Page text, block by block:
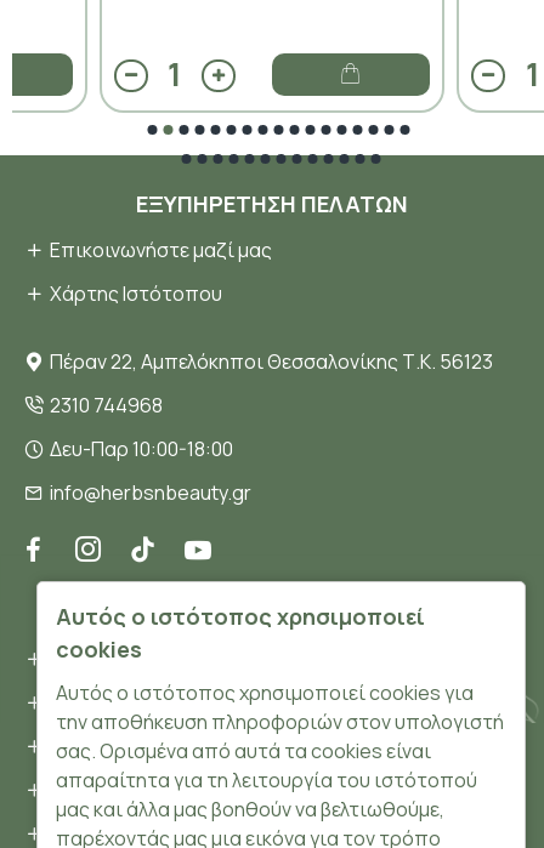
ΕΞΥΠΗΡΈΤΗΣΗ ΠΕΛΑΤΏΝ
Επικοινωνήστε μαζί μας
Χάρτης Ιστότοπου
Πέραν 22, Αμπελόκηποι Θεσσαλονίκης Τ.Κ. 56123
2310 744968
Δευ-Παρ 10:00-18:00
info@herbsnbeauty.gr
ΠΛΗΡΟΦΟΡΊΕΣ
Όροι και συνθήκες
Προσωπικά δεδομένα
Ασφάλεια
Τρόποι Πληρωμής
Τρόποι Αποστολής
Αυτός ο ιστότοπος χρησιμοποιεί
cookies
Αυτός ο ιστότοπος χρησιμοποιεί cookies για
την αποθήκευση πληροφοριών στον υπολογιστή
σας. Ορισμένα από αυτά τα cookies είναι
απαραίτητα για τη λειτουργία του ιστότοπού
μας και άλλα μας βοηθούν να βελτιωθούμε,
παρέχοντάς μας μια εικόνα για τον τρόπο